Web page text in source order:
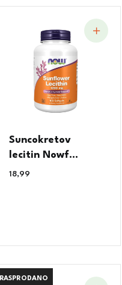
Suncokretov
lecitin Nowf...
18,99
RASPRODANO
RASPRODANO